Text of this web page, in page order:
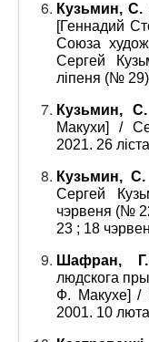
Кузьмин, С.
[Геннадий
Союза
Сергей
ліпеня (№
Кузьмин, С.
Макухи] /
2021. 26
Кузьмин, С.
Сергей
чэрвеня (№
23 ; 18
Шафран, Г.
людскога
Ф. Макухе] /
2001. 10